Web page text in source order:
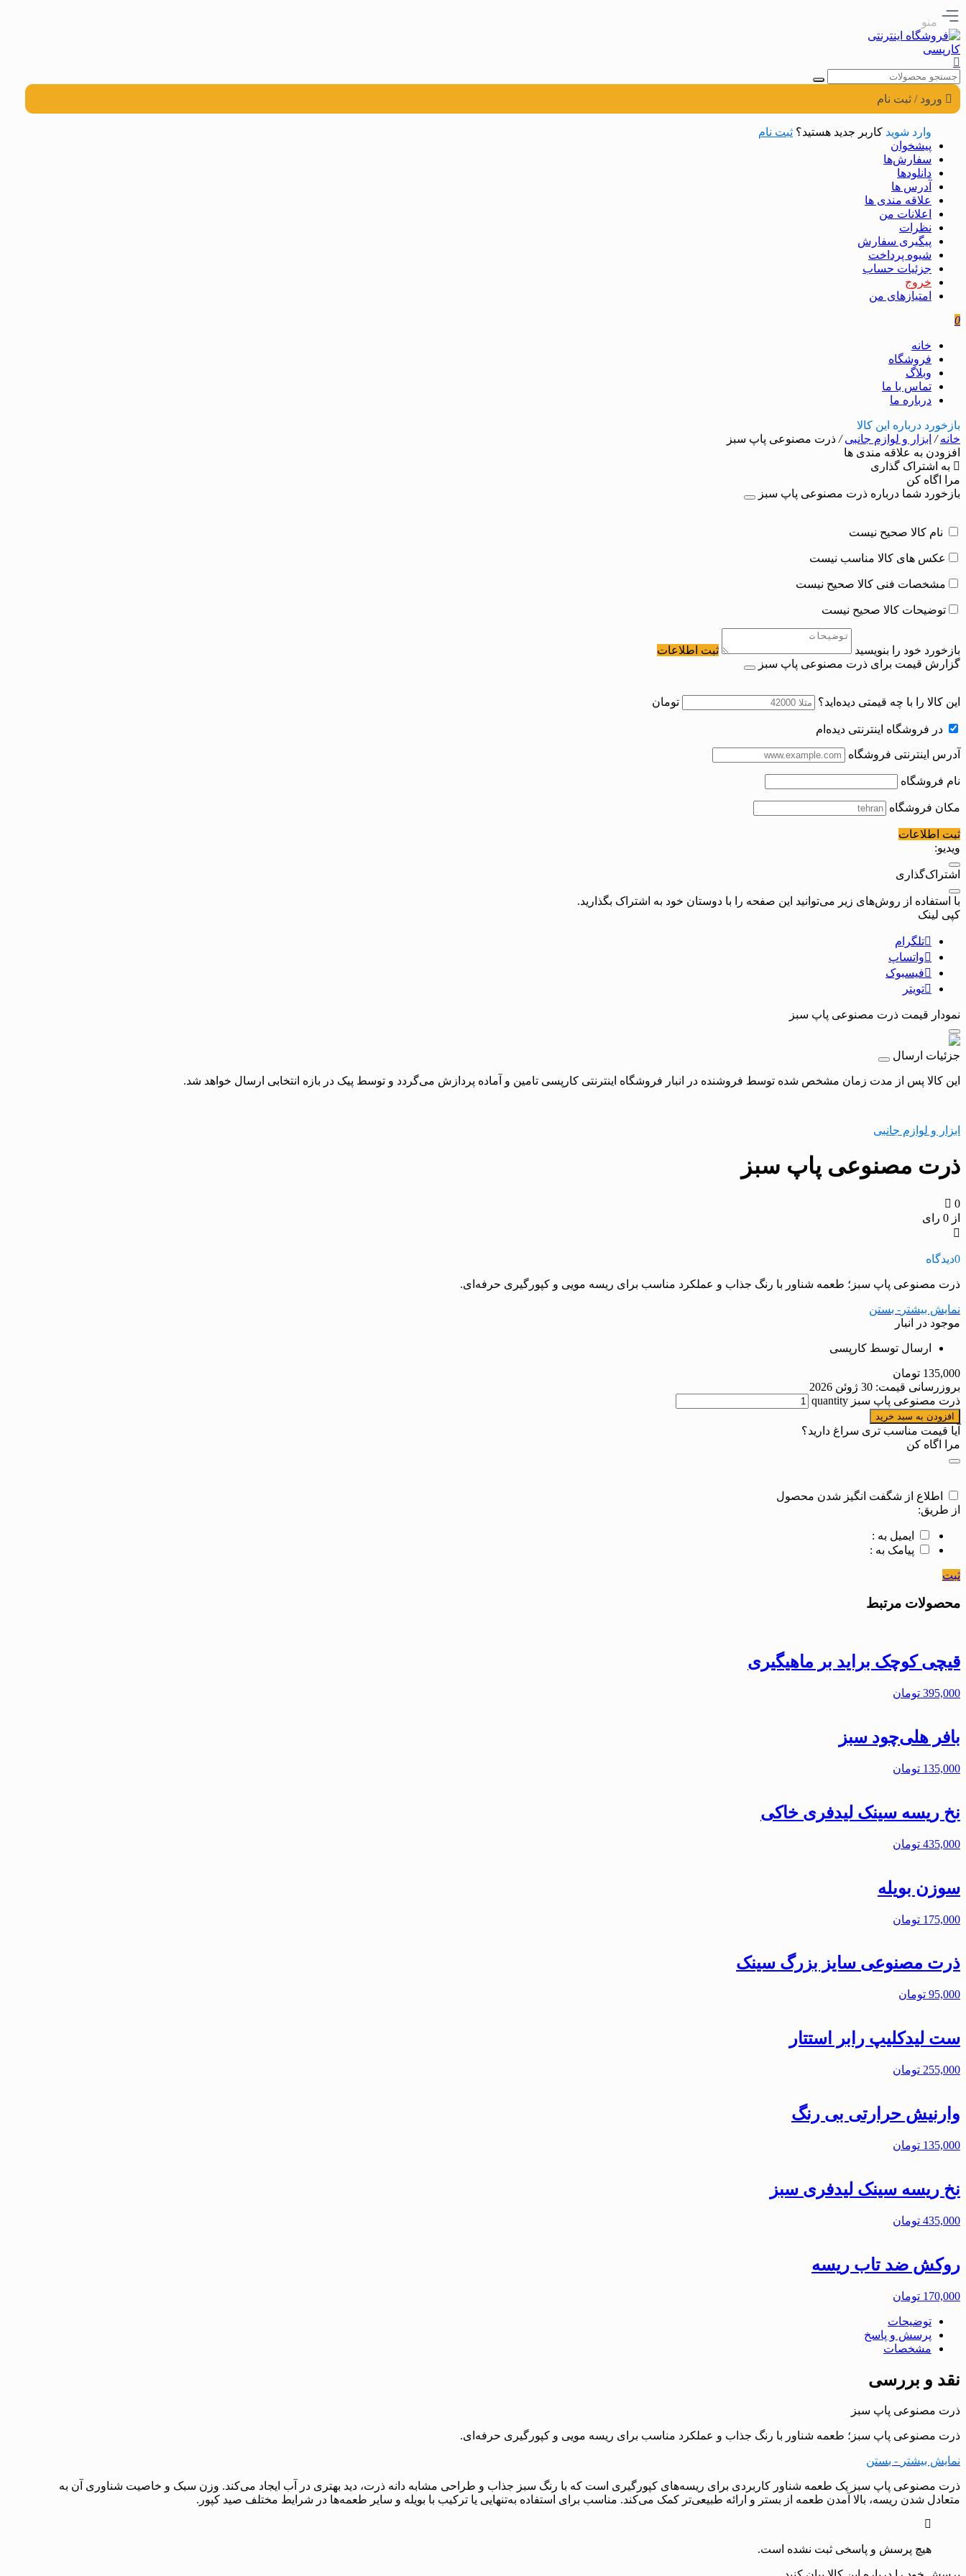
منو
ورود / ثبت نام
وارد شوید کاربر جدید هستید؟ ثبت نام
پیشخوان
سفارش‌ها
دانلودها
آدرس ها
علاقه مندی ها
اعلانات من
نظرات
پیگیری سفارش
شیوه پرداخت
جزئیات حساب
خروج
امتیازهای من
0
خانه
فروشگاه
وبلاگ
تماس با ما
درباره ما
بازخورد درباره این کالا
خانه/ ابزار و لوازم جانبی/ ذرت مصنوعی پاپ سبز
افزودن به علاقه مندی ها
به اشتراک گذاری
مرا اگاه کن
بازخورد شما درباره ذرت مصنوعی پاپ سبز
نام کالا صحیح نیست
عکس های کالا مناسب نیست
مشخصات فنی کالا صحیح نیست
توضیحات کالا صحیح نیست
بازخورد خود را بنویسید
ثبت اطلاعات
گزارش قیمت برای ذرت مصنوعی پاپ سبز
این کالا را با چه قیمتی دیده‌اید؟ تومان
در فروشگاه اینترنتی دیده‌ام
آدرس اینترنتی فروشگاه
نام فروشگاه
مکان فروشگاه
ثبت اطلاعات
ویدیو:
اشتراک‌گذاری
با استفاده از روش‌های زیر می‌توانید این صفحه را با دوستان خود به اشتراک بگذارید.
کپی لینک
تلگرام
واتساپ
فیسبوک
تویتر
نمودار قیمت ذرت مصنوعی پاپ سبز
جزئیات ارسال
این کالا پس از مدت زمان مشخص شده توسط فروشنده در انبار فروشگاه اینترنتی کارپسی تامین و آماده پردازش می‌گردد و توسط پیک در بازه انتخابی ارسال خواهد شد.
ابزار و لوازم جانبی
ذرت مصنوعی پاپ سبز
0
از 0 رای
0دیدگاه
ذرت مصنوعی پاپ سبز؛ طعمه شناور با رنگ جذاب و عملکرد مناسب برای ریسه مویی و کپورگیری حرفه‌ای.
نمایش بیشتر - بستن
موجود در انبار
ارسال توسط کارپسی
135,000 تومان
بروزرسانی قیمت: 30 ژوئن 2026
ذرت مصنوعی پاپ سبز quantity
افزودن به سبد خرید
آیا قیمت مناسب تری سراغ دارید؟
مرا اگاه کن
اطلاع از شگفت انگیز شدن محصول
از طریق:
ایمیل به :
پیامک به :
ثبت
محصولات مرتبط
قیچی کوچک براید بر ماهیگیری
395,000 تومان
بافر هلی‌چود سبز
135,000 تومان
نخ ریسه سینک لیدفری خاکی
435,000 تومان
سوزن بویله
175,000 تومان
ذرت مصنوعی سایز بزرگ سینک
95,000 تومان
ست لیدکلیپ رابر استتار
255,000 تومان
وارنیش حرارتی بی رنگ
135,000 تومان
نخ ریسه سینک لیدفری سبز
435,000 تومان
روکش ضد تاب ریسه
170,000 تومان
توضیحات
پرسش و پاسخ
مشخصات
نقد و بررسی
ذرت مصنوعی پاپ سبز
ذرت مصنوعی پاپ سبز؛ طعمه شناور با رنگ جذاب و عملکرد مناسب برای ریسه مویی و کپورگیری حرفه‌ای.
نمایش بیشتر - بستن
ذرت مصنوعی پاپ سبز یک طعمه شناور کاربردی برای ریسه‌های کپورگیری است که با رنگ سبز جذاب و طراحی مشابه دانه ذرت، دید بهتری در آب ایجاد می‌کند. وزن سبک و خاصیت شناوری آن به
متعادل شدن ریسه، بالا آمدن طعمه از بستر و ارائه طبیعی‌تر کمک می‌کند. مناسب برای استفاده به‌تنهایی یا ترکیب با بویله و سایر طعمه‌ها در شرایط مختلف صید کپور.
هیچ پرسش و پاسخی ثبت نشده است.